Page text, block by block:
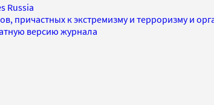
Russia
причастных к экстремизму и терроризму и
версию журнала